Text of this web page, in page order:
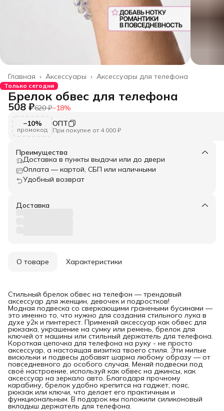
Аксессуары для телефона
Аксессуары ›
Главная ›
Только сегодня
Брелок обвес для телефона
508 ₽620 ₽−18%
−10%
промокод
ОПТ
При покупке от 4 000 ₽
Преимущества
Доставка в пункты выдачи или до двери
Оплата — картой, СБП или наличными
Удобный возврат
Доставка
О товаре Характеристики
Стильный брелок обвес на телефон — трендовый
аксессуар для женщин, девочек и подростков!
Модная подвеска со сверкающими гранеными бусинами —
это именно то, что нужно для создания стильного лука в
духе у2к и пинтерест. Применяй аксессуар как обвес для
рюкзака, украшение на сумку или ремень, брелок для
ключей от машины или стильный держатель для телефона.
Короткая цепочка для телефона на руку - не просто
аксессуар, а настоящая визитка твоего стиля. Эти милые
висюльки и подвесы добавят шарма любому образу — от
повседневного до особого случая. Меняй подвески под
своё настроение, используй как обвес на джинсы, как
аксессуар на зеркало авто. Благодаря прочному
карабину, брелок удобно крепится на гаджет, пояс,
рюкзак или ключи, что делает его практичным и
функциональным. В подарок мы положили силиконовый
вкладыш держатель для телефона.